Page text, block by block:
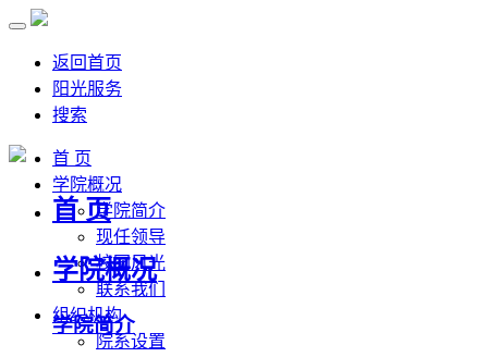
返回首页
阳光服务
搜索
首 页
学院概况
学院简介
现任领导
校园风光
联系我们
组织机构
院系设置
首 页
学院概况
学院简介